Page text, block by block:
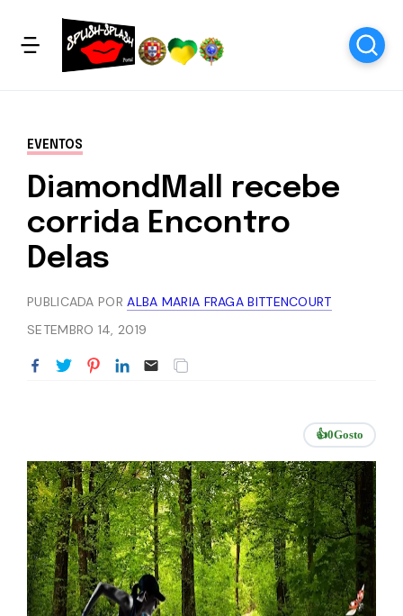
EVENTOS
DiamondMall recebe
corrida Encontro
Delas
PUBLICADA PORALBA MARIA FRAGA BITTENCOURT
SETEMBRO 14, 2019
👍0Gosto